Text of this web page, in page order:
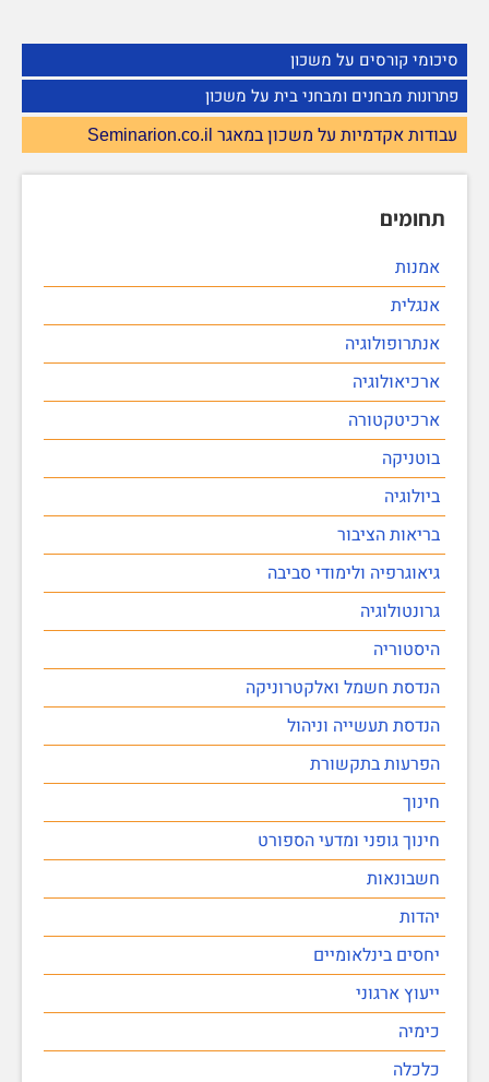
סיכומי קורסים על משכון
פתרונות מבחנים ומבחני בית על משכון
עבודות אקדמיות על משכון במאגר Seminarion.co.il
תחומים
אמנות
אנגלית
אנתרופולוגיה
ארכיאולוגיה
ארכיטקטורה
בוטניקה
ביולוגיה
בריאות הציבור
גיאוגרפיה ולימודי סביבה
גרונטולוגיה
היסטוריה
הנדסת חשמל ואלקטרוניקה
הנדסת תעשייה וניהול
הפרעות בתקשורת
חינוך
חינוך גופני ומדעי הספורט
חשבונאות
יהדות
יחסים בינלאומיים
ייעוץ ארגוני
כימיה
כלכלה